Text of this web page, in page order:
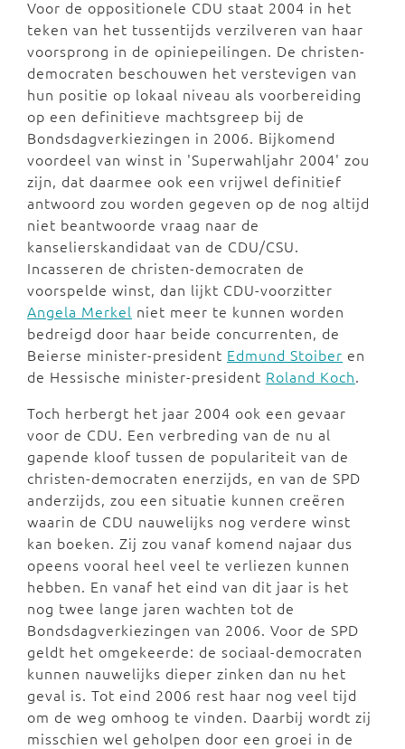
Voor de oppositionele CDU staat 2004 in het
teken van het tussentijds verzilveren van haar
voorsprong in de opiniepeilingen. De christen-
democraten beschouwen het verstevigen van
hun positie op lokaal niveau als voorbereiding
op een definitieve machtsgreep bij de
Bondsdagverkiezingen in 2006. Bijkomend
voordeel van winst in 'Superwahljahr 2004' zou
zijn, dat daarmee ook een vrijwel definitief
antwoord zou worden gegeven op de nog altijd
niet beantwoorde vraag naar de
kanselierskandidaat van de CDU/CSU.
Incasseren de christen-democraten de
voorspelde winst, dan lijkt CDU-voorzitter
Angela Merkel niet meer te kunnen worden
bedreigd door haar beide concurrenten, de
Beierse minister-president Edmund Stoiber en
de Hessische minister-president Roland Koch.
Toch herbergt het jaar 2004 ook een gevaar
voor de CDU. Een verbreding van de nu al
gapende kloof tussen de populariteit van de
christen-democraten enerzijds, en van de SPD
anderzijds, zou een situatie kunnen creëren
waarin de CDU nauwelijks nog verdere winst
kan boeken. Zij zou vanaf komend najaar dus
opeens vooral heel veel te verliezen kunnen
hebben. En vanaf het eind van dit jaar is het
nog twee lange jaren wachten tot de
Bondsdagverkiezingen van 2006. Voor de SPD
geldt het omgekeerde: de sociaal-democraten
kunnen nauwelijks dieper zinken dan nu het
geval is. Tot eind 2006 rest haar nog veel tijd
om de weg omhoog te vinden. Daarbij wordt zij
misschien wel geholpen door een groei in de